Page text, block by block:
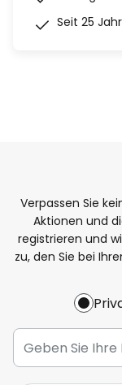
Seit 25
Verpassen Sie
Aktionen und
registrieren und
zu, den Sie bei